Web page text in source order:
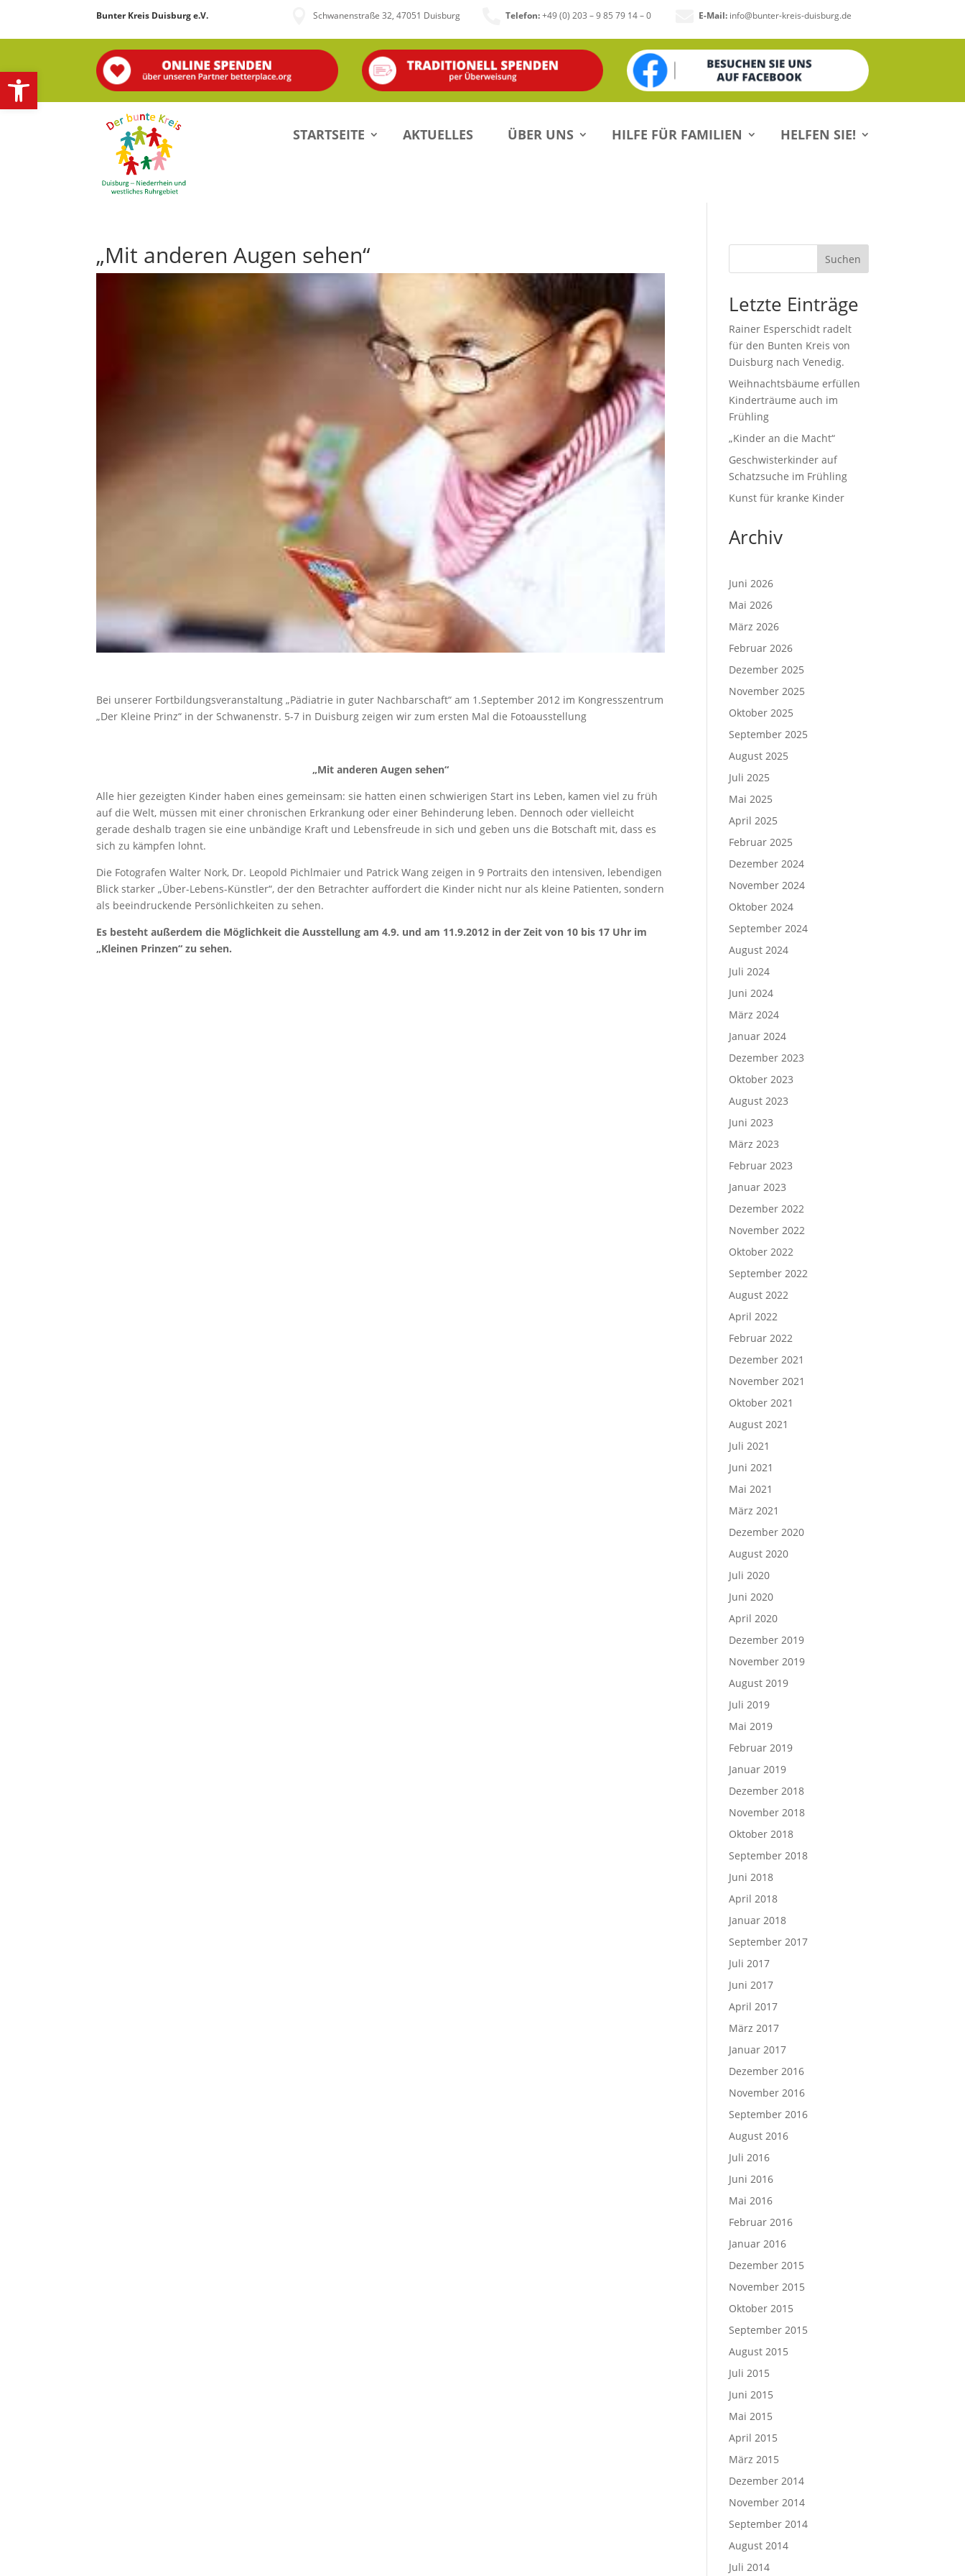
Open toolbar
Bunter Kreis Duisburg e.V. Schwanenstraße 32, 47051 Duisburg Telefon:+49 (0) 203 – 9 85 79 14 – 0 E-Mail: info@bunter-kreis-duisburg.de
STARTSEITE AKTUELLES ÜBER UNS HILFE FÜR FAMILIEN HELFEN SIE!
„Mit anderen Augen sehen“
Bei unserer Fortbildungsveranstaltung „Pädiatrie in guter Nachbarschaft“ am 1.September 2012 im Kongresszentrum
„Der Kleine Prinz“ in der Schwanenstr. 5-7 in Duisburg zeigen wir zum ersten Mal die Fotoausstellung
„Mit anderen Augen sehen“
Alle hier gezeigten Kinder haben eines gemeinsam: sie hatten einen schwierigen Start ins Leben, kamen viel zu früh
auf die Welt, müssen mit einer chronischen Erkrankung oder einer Behinderung leben. Dennoch oder vielleicht
gerade deshalb tragen sie eine unbändige Kraft und Lebensfreude in sich und geben uns die Botschaft mit, dass es
sich zu kämpfen lohnt.
Die Fotografen Walter Nork, Dr. Leopold Pichlmaier und Patrick Wang zeigen in 9 Portraits den intensiven, lebendigen
Blick starker „Über-Lebens-Künstler“, der den Betrachter auffordert die Kinder nicht nur als kleine Patienten, sondern
als beeindruckende Persönlichkeiten zu sehen.
Es besteht außerdem die Möglichkeit die Ausstellung am 4.9. und am 11.9.2012 in der Zeit von 10 bis 17 Uhr im
„Kleinen Prinzen“ zu sehen.
Suchen
Letzte Einträge
Rainer Esperschidt radelt
für den Bunten Kreis von
Duisburg nach Venedig.
Weihnachtsbäume erfüllen
Kinderträume auch im
Frühling
„Kinder an die Macht“
Geschwisterkinder auf
Schatzsuche im Frühling
Kunst für kranke Kinder
Archiv
Juni 2026
Mai 2026
März 2026
Februar 2026
Dezember 2025
November 2025
Oktober 2025
September 2025
August 2025
Juli 2025
Mai 2025
April 2025
Februar 2025
Dezember 2024
November 2024
Oktober 2024
September 2024
August 2024
Juli 2024
Juni 2024
März 2024
Januar 2024
Dezember 2023
Oktober 2023
August 2023
Juni 2023
März 2023
Februar 2023
Januar 2023
Dezember 2022
November 2022
Oktober 2022
September 2022
August 2022
April 2022
Februar 2022
Dezember 2021
November 2021
Oktober 2021
August 2021
Juli 2021
Juni 2021
Mai 2021
März 2021
Dezember 2020
August 2020
Juli 2020
Juni 2020
April 2020
Dezember 2019
November 2019
August 2019
Juli 2019
Mai 2019
Februar 2019
Januar 2019
Dezember 2018
November 2018
Oktober 2018
September 2018
Juni 2018
April 2018
Januar 2018
September 2017
Juli 2017
Juni 2017
April 2017
März 2017
Januar 2017
Dezember 2016
November 2016
September 2016
August 2016
Juli 2016
Juni 2016
Mai 2016
Februar 2016
Januar 2016
Dezember 2015
November 2015
Oktober 2015
September 2015
August 2015
Juli 2015
Juni 2015
Mai 2015
April 2015
März 2015
Dezember 2014
November 2014
September 2014
August 2014
Juli 2014